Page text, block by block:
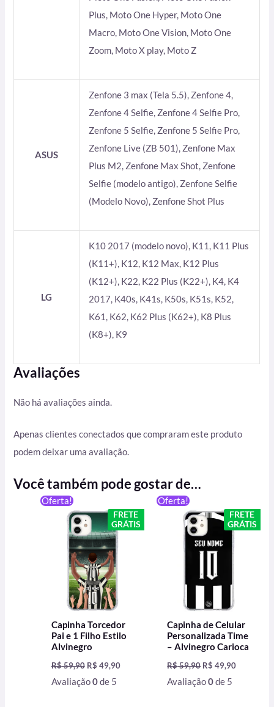
Plus, Moto One Hyper, Moto One
Macro, Moto One Vision, Moto One
Zoom, Moto X play, Moto Z
ASUS
Zenfone 3 max (Tela 5.5), Zenfone 4,
Zenfone 4 Selfie, Zenfone 4 Selfie Pro,
Zenfone 5 Selfie, Zenfone 5 Selfie Pro,
Zenfone Live (ZB 501), Zenfone Max
Plus M2, Zenfone Max Shot, Zenfone
Selfie (modelo antigo), Zenfone Selfie
(Modelo Novo), Zenfone Shot Plus
LG
K10 2017 (modelo novo), K11, K11 Plus
(K11+), K12, K12 Max, K12 Plus
(K12+), K22, K22 Plus (K22+), K4, K4
2017, K40s, K41s, K50s, K51s, K52,
K61, K62, K62 Plus (K62+), K8 Plus
(K8+), K9
Avaliações
Não há avaliações ainda.
Apenas clientes conectados que compraram este produto
podem deixar uma avaliação.
Você também pode gostar de…
Oferta!
FRETE
GRÁTIS
Capinha Torcedor
Pai e 1 Filho Estilo
Alvinegro
R$59,90
original
era:
R$ 59,90.
R$ 49,90
preço
atual
é:
Avaliação0de 5
Oferta!
FRETE
GRÁTIS
Capinha de Celular
Personalizada Time
– Alvinegro Carioca
R$59,90
original
era:
R$ 59,90.
R$ 49,90
preço
atual
é:
Avaliação0de 5